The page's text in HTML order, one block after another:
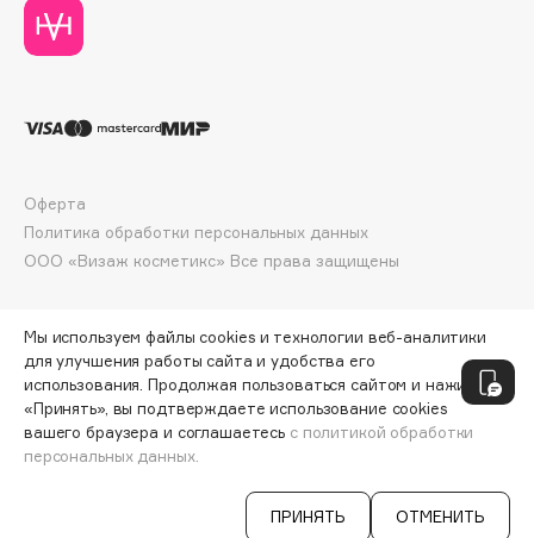
Deonica
Dessange
Divage
DP Daily Perfection
Dr.Jart+
DSD de Luxe
Dyson
СООБЩИТЬ О ПОСТУПЛЕНИИ
ООО «Визаж косметикс» Все права защищены
Оферта
Политика обработки персональных данных
Мы используем файлы cookies и технологии веб-аналитики
для улучшения работы сайта и удобства его
использования. Продолжая пользоваться сайтом и нажимая
«Принять», вы подтверждаете использование cookies
вашего браузера и соглашаетесь с политикой обработки
персональных данных.
ПРИНЯТЬ ОТМЕНИТЬ